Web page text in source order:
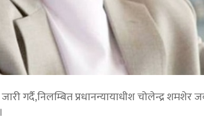
गर्दै,निलम्बित प्रधानन्यायाधीश चोलेन्द्र शमशेर